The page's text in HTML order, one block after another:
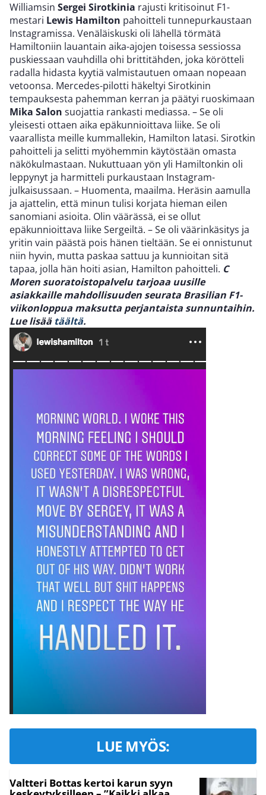
Williamsin Sergei Sirotkinia rajusti kritisoinut F1-
mestari Lewis Hamilton pahoitteli tunnepurkaustaan
Instagramissa. Venäläiskuski oli lähellä törmätä
Hamiltoniin lauantain aika-ajojen toisessa sessiossa
puskiessaan vauhdilla ohi brittitähden, joka körötteli
radalla hidasta kyytiä valmistautuen omaan nopeaan
vetoonsa. Mercedes-pilotti häkeltyi Sirotkinin
tempauksesta pahemman kerran ja päätyi ruoskimaan
Mika Salon suojattia rankasti mediassa. – Se oli
yleisesti ottaen aika epäkunnioittava liike. Se oli
vaarallista meille kummallekin, Hamilton latasi. Sirotkin
pahoitteli ja selitti myöhemmin käytöstään omasta
näkökulmastaan. Nukuttuaan yön yli Hamiltonkin oli
leppynyt ja harmitteli purkaustaan Instagram-
julkaisussaan. – Huomenta, maailma. Heräsin aamulla
ja ajattelin, että minun tulisi korjata hieman eilen
sanomiani asioita. Olin väärässä, ei se ollut
epäkunnioittava liike Sergeiltä. – Se oli väärinkäsitys ja
yritin vain päästä pois hänen tieltään. Se ei onnistunut
niin hyvin, mutta paskaa sattuu ja kunnioitan sitä
tapaa, jolla hän hoiti asian, Hamilton pahoitteli. C
Moren suoratoistopalvelu tarjoaa uusille
asiakkaille mahdollisuuden seurata Brasilian F1-
viikonloppua maksutta perjantaista sunnuntaihin.
Lue lisää täältä.
LUE MYÖS:
Valtteri Bottas kertoi karun syyn